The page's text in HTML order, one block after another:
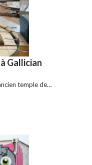
Gallician
temple de…